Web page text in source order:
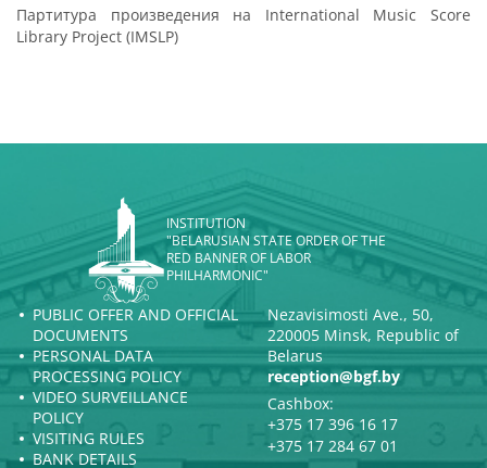
Партитура произведения на International Music Score
Library Project (IMSLP)
INSTITUTION
"BELARUSIAN STATE ORDER OF THE
RED BANNER OF LABOR
PHILHARMONIC"
PUBLIC OFFER AND OFFICIAL
DOCUMENTS
PERSONAL DATA
PROCESSING POLICY
VIDEO SURVEILLANCE
POLICY
VISITING RULES
BANK DETAILS
Nezavisimosti Ave., 50,
220005 Minsk, Republic of
Belarus
reception@bgf.by
Cashbox:
+375 17 396 16 17
+375 17 284 67 01